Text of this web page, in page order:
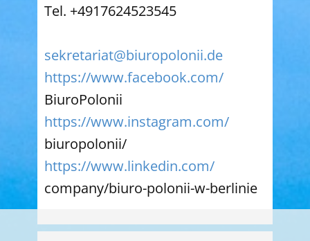
Tel. +4917624523545
sekretariat@biuropolonii.de
https://www.facebook.com/
BiuroPolonii
https://www.instagram.com/
biuropolonii/
https://www.linkedin.com/
company/biuro-polonii-w-berlinie